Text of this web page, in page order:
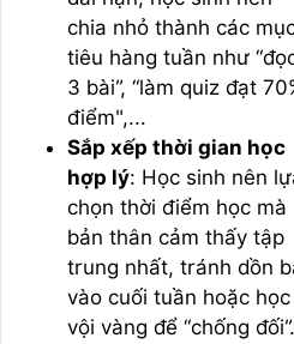
chia nhỏ thành các
tiêu hàng tuần như
3 bài”, “làm quiz đạt
điểm",...
Sắp xếp thời gian học
hợp lý: Học sinh nên
chọn thời điểm học mà
bản thân cảm thấy tập
trung nhất, tránh dồn
vào cuối tuần hoặc học
vội vàng để “chống đối”.